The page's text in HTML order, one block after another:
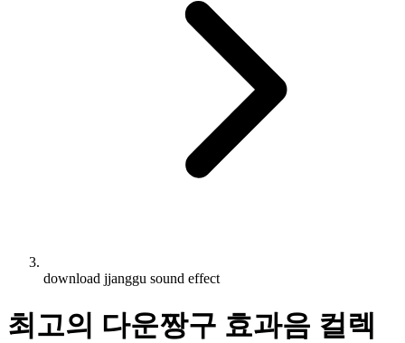
download jjanggu sound effect
최고의 다운짱구 효과음 컬렉